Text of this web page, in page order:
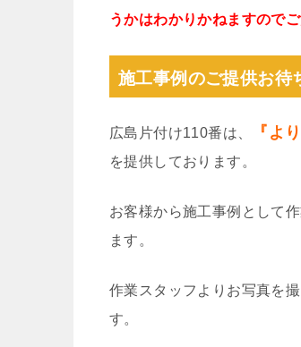
うかはわかりかねますのでご
施工事例のご提供お待
広島片付け110番は、 『よ
を提供しております。
お客様から施工事例として
ます。
作業スタッフよりお写真を
す。